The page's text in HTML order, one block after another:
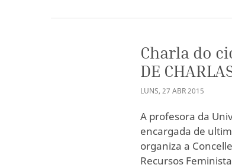
Charla do
DE
LUNS,27 ABR2015
A profesora da
encargada de
organiza a
Recursos